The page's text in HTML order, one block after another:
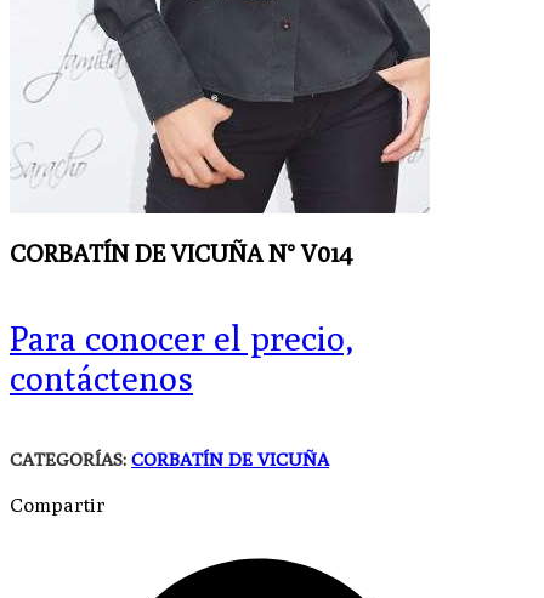
CORBATÍN DE VICUÑA N° V014
Para conocer el precio,
contáctenos
CATEGORÍAS: CORBATÍN DE VICUÑA
Compartir